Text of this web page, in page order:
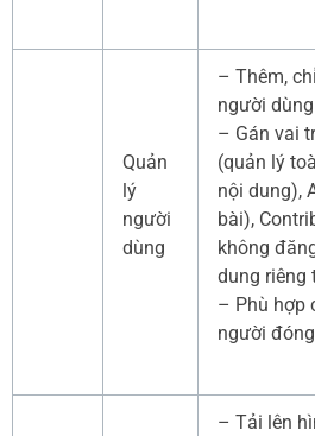
Quản
lý
người
dùng
– Thêm,
người
– Gán vai
(quản lý
nội dung),
bài),
không
dung riêng
– Phù hợp
người
– Tải lên